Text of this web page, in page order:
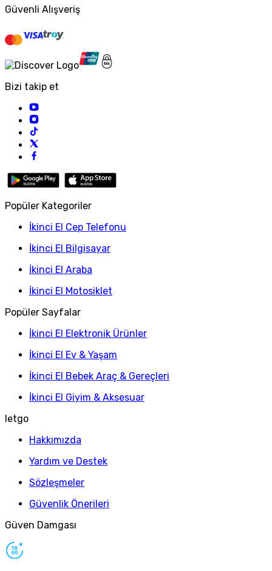
Güvenli Alışveriş
Bizi takip et
Popüler Kategoriler
İkinci El Cep Telefonu
İkinci El Bilgisayar
İkinci El Araba
İkinci El Motosiklet
Popüler Sayfalar
İkinci El Elektronik Ürünler
İkinci El Ev & Yaşam
İkinci El Bebek Araç & Gereçleri
İkinci El Giyim & Aksesuar
letgo
Hakkımızda
Yardım ve Destek
Sözleşmeler
Güvenlik Önerileri
Güven Damgası